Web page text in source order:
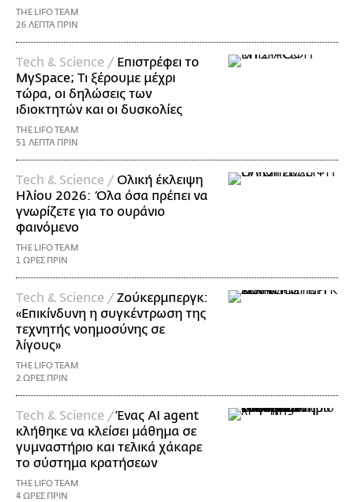
THE LIFO TEAM
26 ΛΕΠΤΑ ΠΡΙΝ
Τech & Science / Επιστρέφει το
MySpace; Τι ξέρουμε μέχρι
τώρα, οι δηλώσεις των
ιδιοκτητών και οι δυσκολίες
THE LIFO TEAM
51 ΛΕΠΤΑ ΠΡΙΝ
Τech & Science /Ολική έκλειψη
Ηλίου 2026: Όλα όσα πρέπει να
γνωρίζετε για το ουράνιο
φαινόμενο
THE LIFO TEAM
1 ΩΡΕΣ ΠΡΙΝ
Τech & Science /Ζούκερμπεργκ:
«Επικίνδυνη η συγκέντρωση της
τεχνητής νοημοσύνης σε
λίγους»
THE LIFO TEAM
2 ΩΡΕΣ ΠΡΙΝ
Τech & Science /Ένας AI agent
κλήθηκε να κλείσει μάθημα σε
γυμναστήριο και τελικά χάκαρε
το σύστημα κρατήσεων
THE LIFO TEAM
4 ΩΡΕΣ ΠΡΙΝ